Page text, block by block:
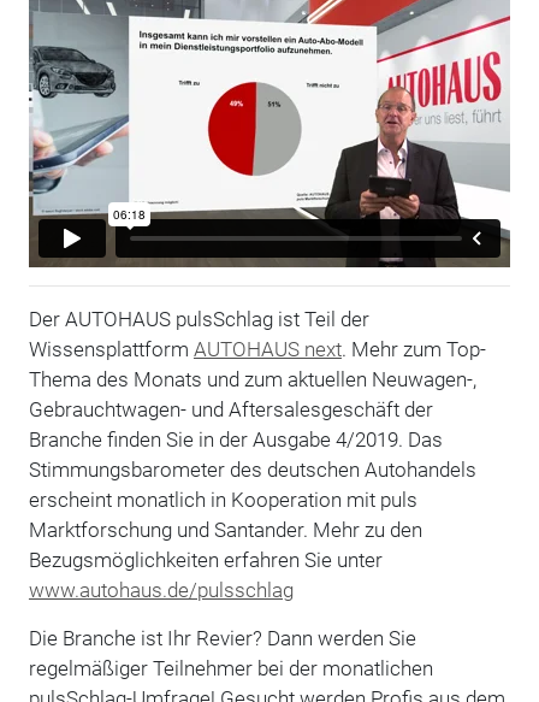
Der AUTOHAUS pulsSchlag ist Teil der
Wissensplattform AUTOHAUS next. Mehr zum Top-
Thema des Monats und zum aktuellen Neuwagen-,
Gebrauchtwagen- und Aftersalesgeschäft der
Branche finden Sie in der Ausgabe 4/2019. Das
Stimmungsbarometer des deutschen Autohandels
erscheint monatlich in Kooperation mit puls
Marktforschung und Santander. Mehr zu den
Bezugsmöglichkeiten erfahren Sie unter
www.autohaus.de/pulsschlag
Die Branche ist Ihr Revier? Dann werden Sie
regelmäßiger Teilnehmer bei der monatlichen